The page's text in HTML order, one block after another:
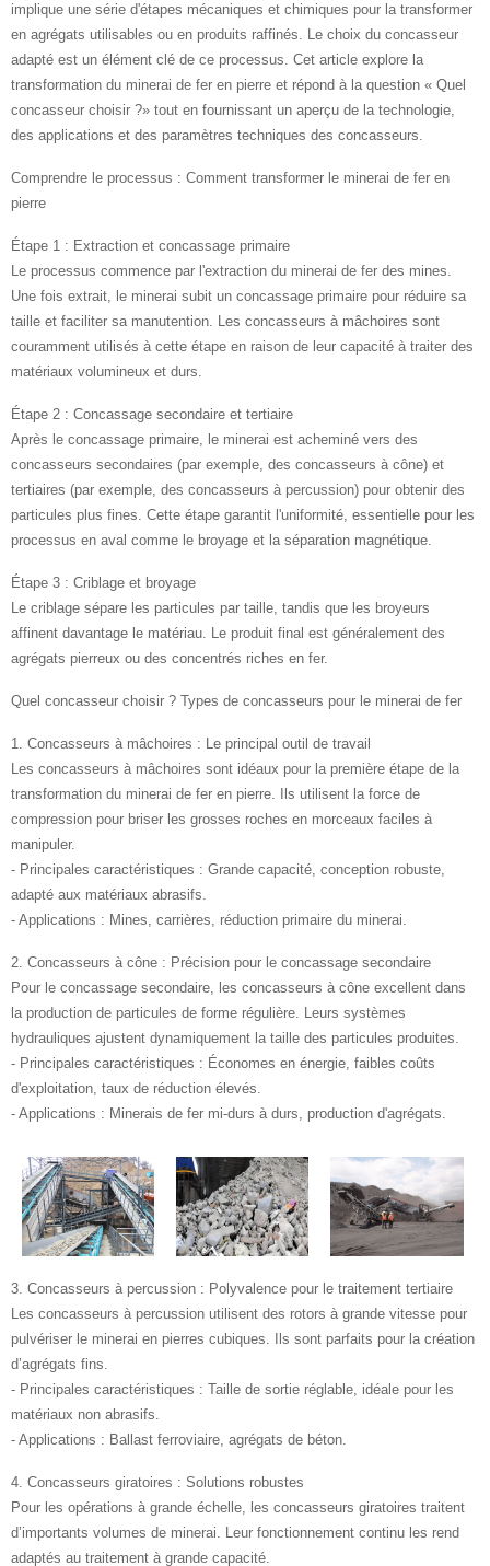
implique une série d'étapes mécaniques et chimiques pour la transformer
en agrégats utilisables ou en produits raffinés. Le choix du concasseur
adapté est un élément clé de ce processus. Cet article explore la
transformation du minerai de fer en pierre et répond à la question « Quel
concasseur choisir ?» tout en fournissant un aperçu de la technologie,
des applications et des paramètres techniques des concasseurs.
Comprendre le processus : Comment transformer le minerai de fer en
pierre
Étape 1 : Extraction et concassage primaire
Le processus commence par l'extraction du minerai de fer des mines.
Une fois extrait, le minerai subit un concassage primaire pour réduire sa
taille et faciliter sa manutention. Les concasseurs à mâchoires sont
couramment utilisés à cette étape en raison de leur capacité à traiter des
matériaux volumineux et durs.
Étape 2 : Concassage secondaire et tertiaire
Après le concassage primaire, le minerai est acheminé vers des
concasseurs secondaires (par exemple, des concasseurs à cône) et
tertiaires (par exemple, des concasseurs à percussion) pour obtenir des
particules plus fines. Cette étape garantit l'uniformité, essentielle pour les
processus en aval comme le broyage et la séparation magnétique.
Étape 3 : Criblage et broyage
Le criblage sépare les particules par taille, tandis que les broyeurs
affinent davantage le matériau. Le produit final est généralement des
agrégats pierreux ou des concentrés riches en fer.
Quel concasseur choisir ? Types de concasseurs pour le minerai de fer
1. Concasseurs à mâchoires : Le principal outil de travail
Les concasseurs à mâchoires sont idéaux pour la première étape de la
transformation du minerai de fer en pierre. Ils utilisent la force de
compression pour briser les grosses roches en morceaux faciles à
manipuler.
- Principales caractéristiques : Grande capacité, conception robuste,
adapté aux matériaux abrasifs.
- Applications : Mines, carrières, réduction primaire du minerai.
2. Concasseurs à cône : Précision pour le concassage secondaire
Pour le concassage secondaire, les concasseurs à cône excellent dans
la production de particules de forme régulière. Leurs systèmes
hydrauliques ajustent dynamiquement la taille des particules produites.
- Principales caractéristiques : Économes en énergie, faibles coûts
d'exploitation, taux de réduction élevés.
- Applications : Minerais de fer mi-durs à durs, production d'agrégats.
3. Concasseurs à percussion : Polyvalence pour le traitement tertiaire
Les concasseurs à percussion utilisent des rotors à grande vitesse pour
pulvériser le minerai en pierres cubiques. Ils sont parfaits pour la création
d’agrégats fins.
- Principales caractéristiques : Taille de sortie réglable, idéale pour les
matériaux non abrasifs.
- Applications : Ballast ferroviaire, agrégats de béton.
4. Concasseurs giratoires : Solutions robustes
Pour les opérations à grande échelle, les concasseurs giratoires traitent
d’importants volumes de minerai. Leur fonctionnement continu les rend
adaptés au traitement à grande capacité.